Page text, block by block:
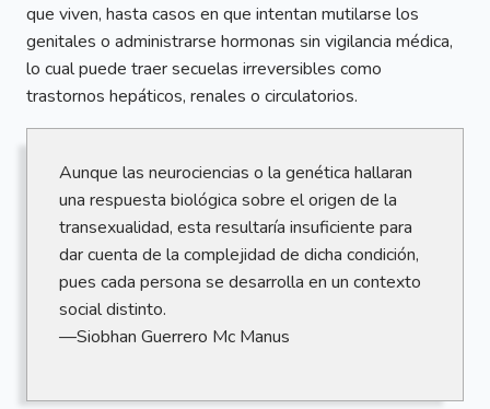
que viven, hasta casos en que intentan mutilarse los
genitales o administrarse hormonas sin vigilancia médica,
lo cual puede traer secuelas irreversibles como
trastornos hepáticos, renales o circulatorios.
Aunque las neurociencias o la genética hallaran
una respuesta biológica sobre el origen de la
transexualidad, esta resultaría insuficiente para
dar cuenta de la complejidad de dicha condición,
pues cada persona se desarrolla en un contexto
social distinto.
—Siobhan Guerrero Mc Manus